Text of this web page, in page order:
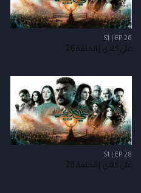
S1 | EP 26
علي كلاي | الحلقة 26
S1 | EP 28
علي كلاي | الحلقة 28